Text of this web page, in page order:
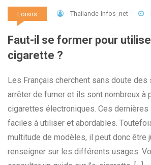
Loisirs Thailande-Infos_net
Faut-il se former pour
cigarette ?
Les Français cherchent sans doute des
arrêter de fumer et ils sont nombreux à
cigarettes électroniques. Ces
faciles à utiliser et abordables.
multitude de modèles, il peut donc être
renseigner sur les différents usages.